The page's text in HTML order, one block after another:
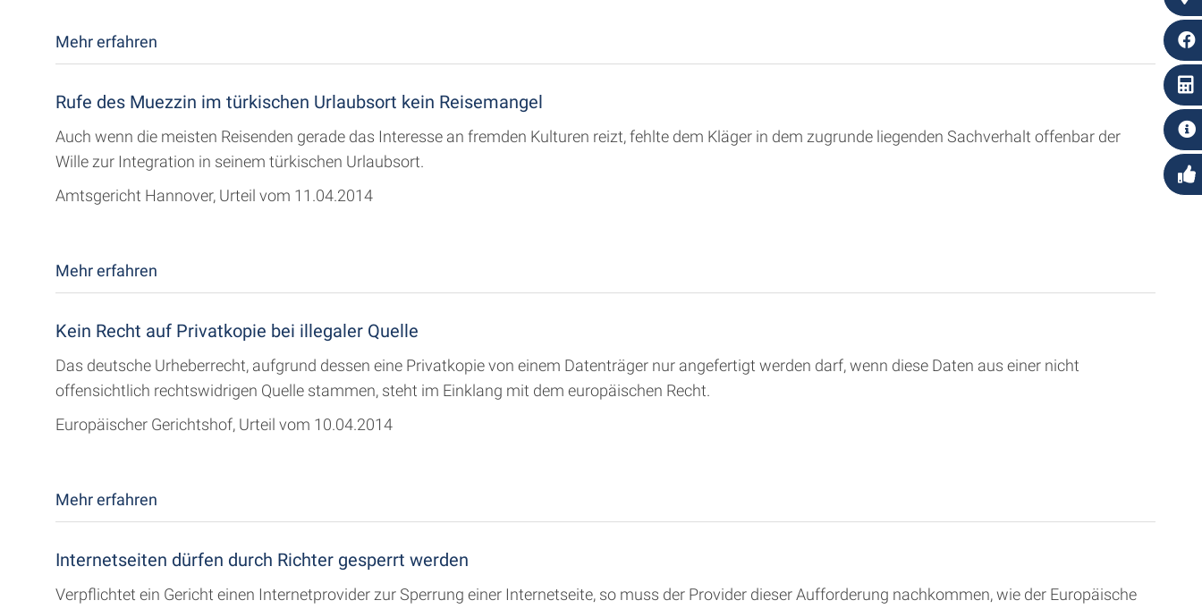
Mehr erfahren
Rufe des Muezzin im türkischen Urlaubsort kein Reisemangel
Auch wenn die meisten Reisenden gerade das Interesse an fremden Kulturen reizt, fehlte dem Kläger in dem zugrunde liegenden Sachverhalt offenbar der
Wille zur Integration in seinem türkischen Urlaubsort.
Amtsgericht Hannover, Urteil vom 11.04.2014
Mehr erfahren
Kein Recht auf Privatkopie bei illegaler Quelle
Das deutsche Urheberrecht, aufgrund dessen eine Privatkopie von einem Datenträger nur angefertigt werden darf, wenn diese Daten aus einer nicht
offensichtlich rechtswidrigen Quelle stammen, steht im Einklang mit dem europäischen Recht.
Europäischer Gerichtshof, Urteil vom 10.04.2014
Mehr erfahren
Internetseiten dürfen durch Richter gesperrt werden
Verpflichtet ein Gericht einen Internetprovider zur Sperrung einer Internetseite, so muss der Provider dieser Aufforderung nachkommen, wie der Europäische